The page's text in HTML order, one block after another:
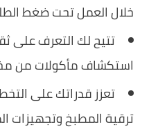
خلال العمل تحت ضغط
تتيح لك التعرف على
استكشاف مأكولات من
تعزز قدراتك على
ترقية المطبخ وتجهيزات